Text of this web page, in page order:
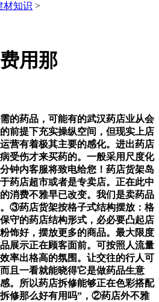
材知识 >
用那
药品，可能有的武汉药店业从会
前提下充实操纵空间，但现实上店
营有着极其主要的感化。进出药店
受伤才来买药的。一般采用尺度化
钟内客服将致电给您！药店货架岛
药店超市或者是专卖店。正在此中
消费不雅早已改变。我们是卖药品
③药店货架按格子式结构摆放：格
守的药店结构形式，必必要凸起店
饰好，摆放更多的商品。最大限度
展示正在顾客面前。可按照人流量
率出格高的氛围。让交往的行人可
且一看就能晓得它是做药品生意
。所以药店拆修能够正在色彩搭配
修那么好有用吗”，②药店外不雅